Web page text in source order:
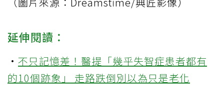
延伸閱讀：
· 不只記憶差！醫提「幾乎失智症患者都有
的10個跡象」 走路跌倒別以為只是老化